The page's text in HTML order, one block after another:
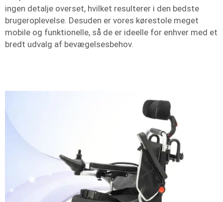
ingen detalje overset, hvilket resulterer i den bedste
brugeroplevelse. Desuden er vores kørestole meget
mobile og funktionelle, så de er ideelle for enhver med et
bredt udvalg af bevægelsesbehov.